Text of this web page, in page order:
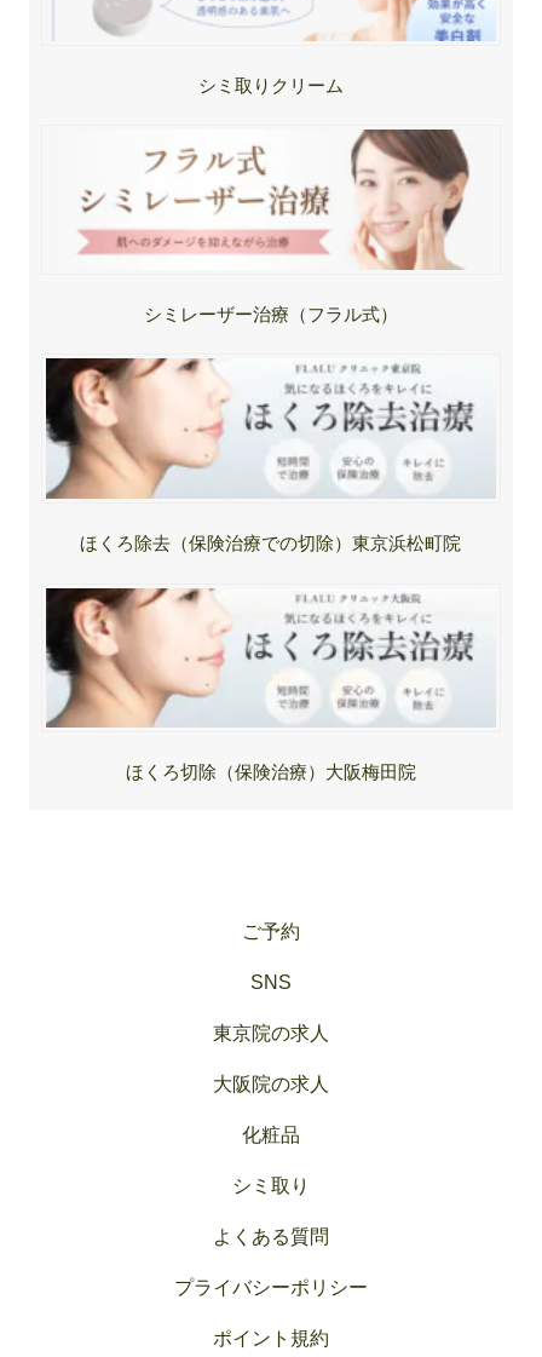
シミ取りクリーム
シミレーザー治療（フラル式）
ほくろ除去（保険治療での切除）東京浜松町院
ほくろ切除（保険治療）大阪梅田院
ご予約
SNS
東京院の求人
大阪院の求人
化粧品
シミ取り
よくある質問
プライバシーポリシー
ポイント規約